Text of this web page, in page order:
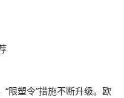
限塑令”措施不断升级。欧